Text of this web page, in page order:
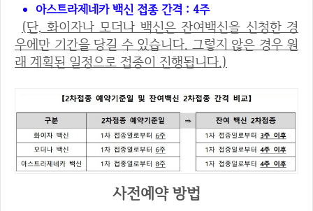
아스트라제네카 백신 접종 간격 : 4주
(단, 화이자나 모더나 백신은 잔여백신을 신청한 경
우에만 기간을 당길 수 있습니다. 그렇지 않은 경우 원
래 계획된 일정으로 접종이 진행됩니다.)
사전예약 방법